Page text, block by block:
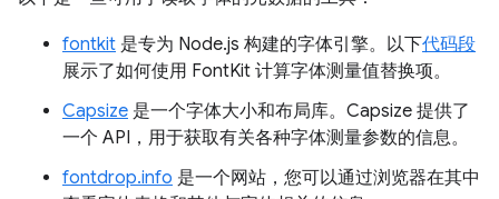
fontkit 是专为 Node.js 构建的字体引擎。以下代码段
展示了如何使用 FontKit 计算字体测量值替换项。
Capsize 是一个字体大小和布局库。Capsize 提供了
一个 API，用于获取有关各种字体测量参数的信息。
fontdrop.info 是一个网站，您可以通过浏览器在其中